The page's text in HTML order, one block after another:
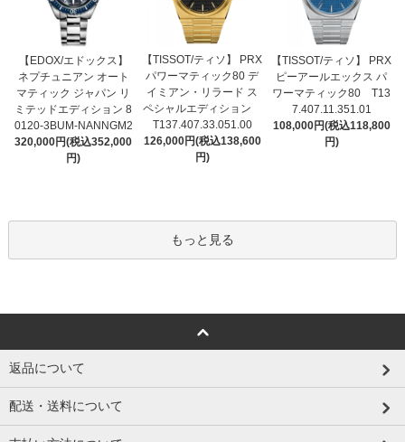
【EDOX/エドックス】
ネプチュニアン オート
マティック ジャパン リ
ミテッドエディション 8
0120-3BUM-NANNGM2
320,000円(税込352,000
円)
【TISSOT/ティソ】 PRX
パワーマティック80 デ
イミアン・リラード ス
ペシャルエディション
T137.407.33.051.00
126,000円(税込138,600
円)
【TISSOT/ティソ】 PRX
ピーアールエックス パ
ワーマティック80 T13
7.407.11.351.01
108,000円(税込118,800
円)
もっと見る
返品について
配送・送料について